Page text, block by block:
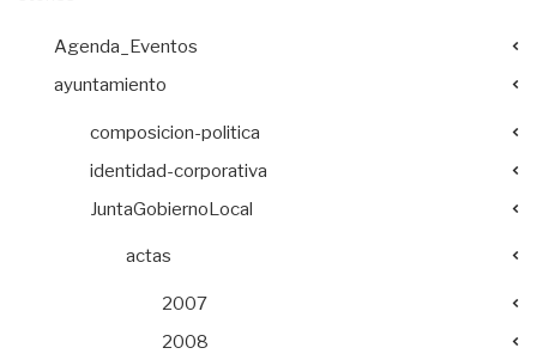
Agenda_Eventos
ayuntamiento
composicion-politica
identidad-corporativa
JuntaGobiernoLocal
actas
2007
2008